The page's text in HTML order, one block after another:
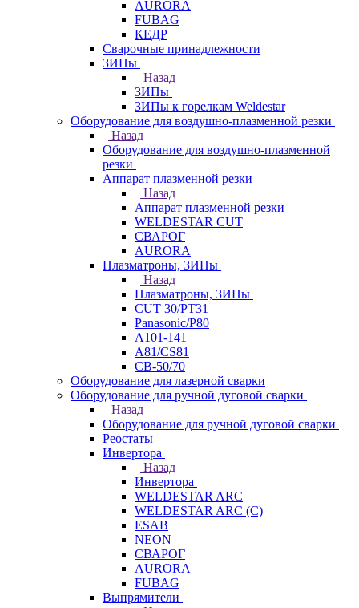
AURORA
FUBAG
КЕДР
Сварочные принадлежности
ЗИПы
Назад
ЗИПы
ЗИПы к горелкам Weldestar
Оборудование для воздушно-плазменной резки
Назад
Оборудование для воздушно-плазменной
резки
Аппарат плазменной резки
Назад
Аппарат плазменной резки
WELDESTAR CUT
СВАРОГ
AURORA
Плазматроны, ЗИПы
Назад
Плазматроны, ЗИПы
CUT 30/PT31
Panasonic/P80
А101-141
А81/CS81
СВ-50/70
Оборудование для лазерной сварки
Оборудование для ручной дуговой сварки
Назад
Оборудование для ручной дуговой сварки
Реостаты
Инвертора
Назад
Инвертора
WELDESTAR ARC
WELDESTAR ARC (С)
ESAB
NEON
СВАРОГ
AURORA
FUBAG
Выпрямители